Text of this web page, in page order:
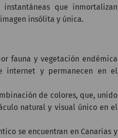
que inmortalizan
insólita y única.
fauna y vegetación endémica
internet y permanecen en el
de colores, que, unido
natural y visual único en el
se encuentran en Canarias y